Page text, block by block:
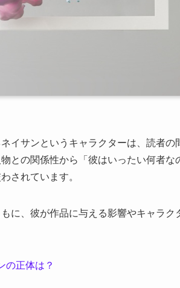
イサンというキャラクターは、読者の
との関係性から「彼はいったい何者な
されています。
に、彼が作品に与える影響やキャラク
の正体は？